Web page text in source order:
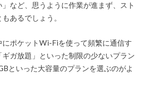
」など、思うように作業が進まず、スト
あるでしょう。
にポケットWi-Fiを使って頻繁に通信す
ギガ放題」といった制限の少ないプラン
といった大容量のプランを選ぶのがよ